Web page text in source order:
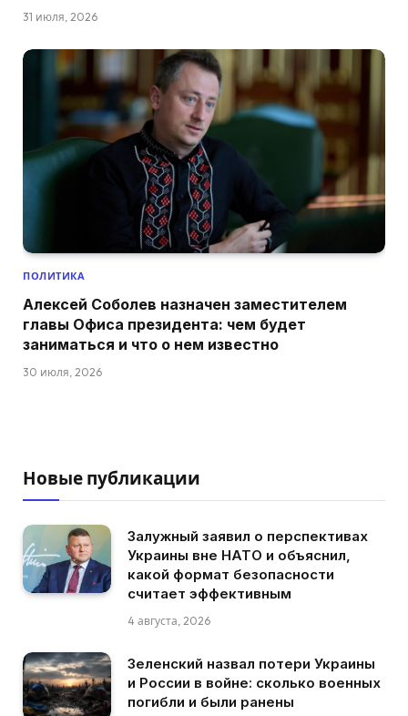
31 июля, 2026
ПОЛИТИКА
Алексей Соболев назначен заместителем
главы Офиса президента: чем будет
заниматься и что о нем известно
30 июля, 2026
Новые публикации
Залужный заявил о перспективах
Украины вне НАТО и объяснил,
какой формат безопасности
считает эффективным
4 августа, 2026
Зеленский назвал потери Украины
и России в войне: сколько военных
погибли и были ранены